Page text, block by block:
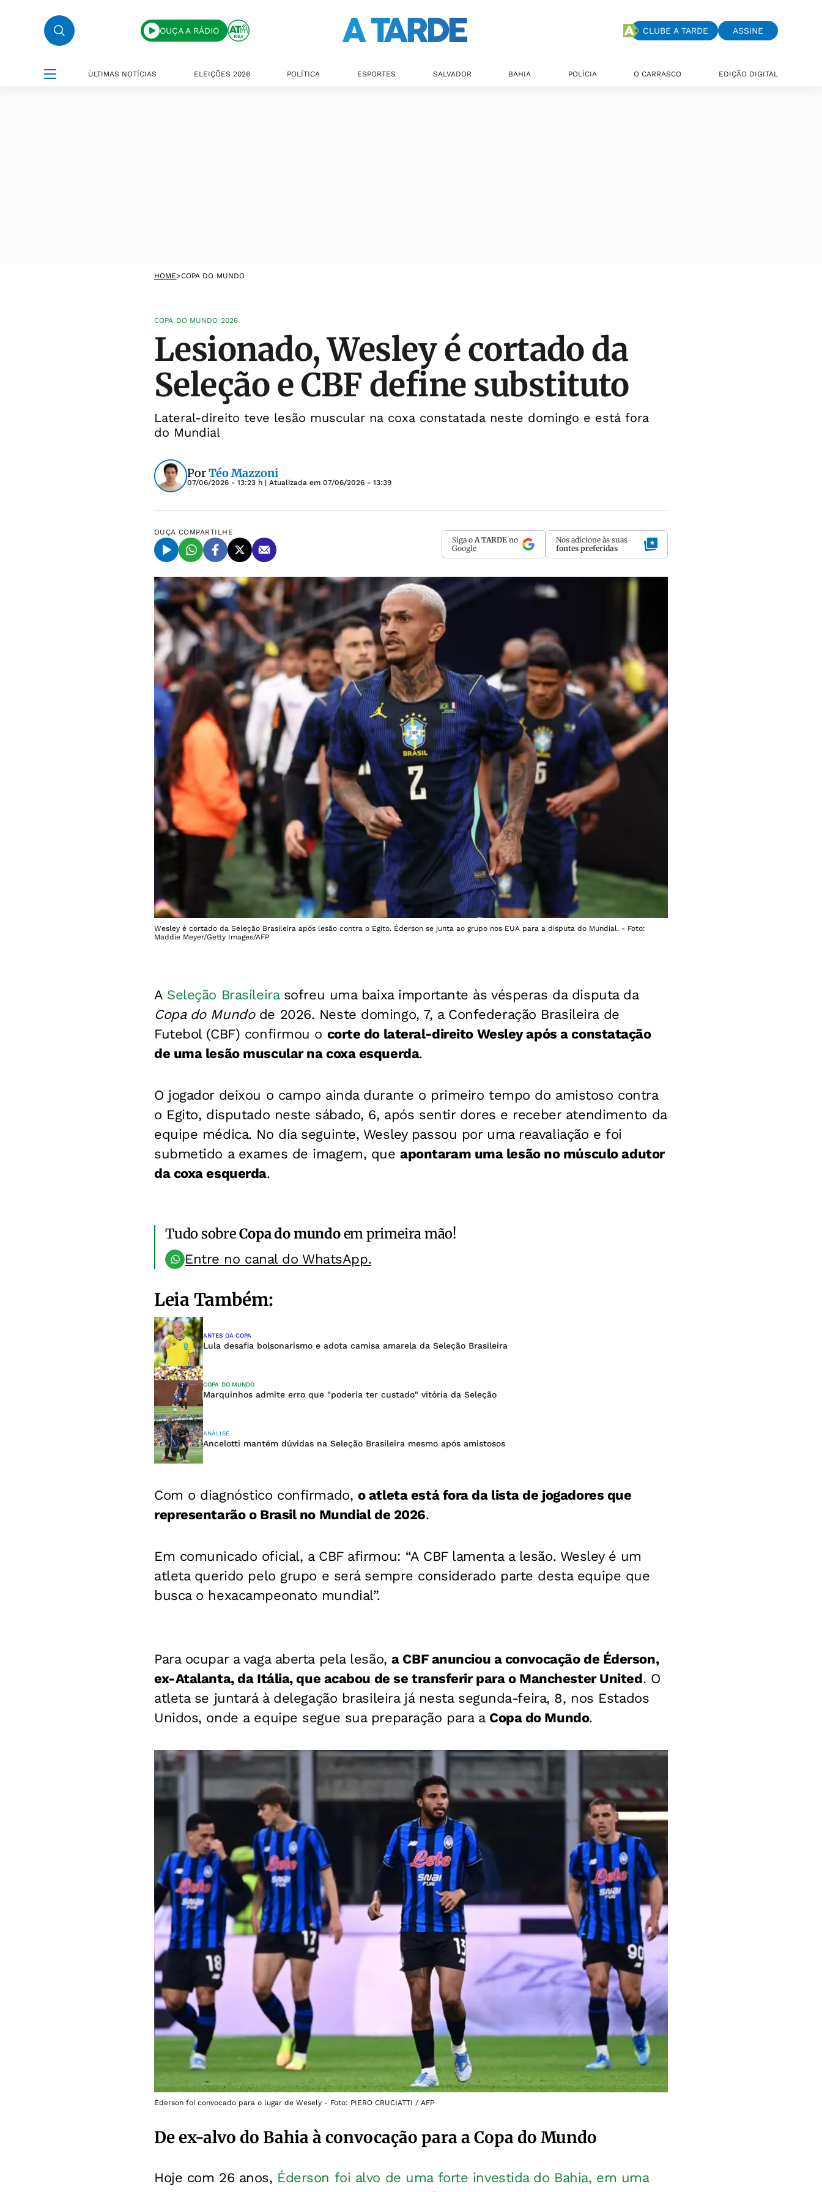
OUÇA A RÁDIO CLUBE A TARDE ASSINE
ÚLTIMAS NOTÍCIAS ELEIÇÕES 2026 POLÍTICA ESPORTES SALVADOR BAHIA POLÍCIA O CARRASCO EDIÇÃO DIGITAL
HOME>COPA DO MUNDO
COPA DO MUNDO 2026
Lesionado, Wesley é cortado da
Seleção e CBF define substituto
Lateral-direito teve lesão muscular na coxa constatada neste domingo e está fora
do Mundial
PorTéo Mazzoni
07/06/2026 - 13:23 h | Atualizada em 07/06/2026 - 13:39
OUÇA COMPARTILHE
Siga o A TARDE no
Google
Nos adicione às suas
fontes preferidas
Wesley é cortado da Seleção Brasileira após lesão contra o Egito. Éderson se junta ao grupo nos EUA para a disputa do Mundial. - Foto:
Maddie Meyer/Getty Images/AFP
A Seleção Brasileirasofreu uma baixa importante às vésperas da disputa da
Copa do Mundode 2026. Neste domingo, 7, a Confederação Brasileira de
Futebol (CBF) confirmou o corte do lateral-direito Wesley após a constatação
de uma lesão muscular na coxa esquerda.
O jogador deixou o campo ainda durante o primeiro tempo do amistoso contra
o Egito, disputado neste sábado, 6, após sentir dores e receber atendimento da
equipe médica. No dia seguinte, Wesley passou por uma reavaliação e foi
submetido a exames de imagem, queapontaram uma lesão no músculo adutor
da coxa esquerda.
Tudo sobreCopa do mundoem primeira mão!
Entre no canal do WhatsApp.
Leia Também:
ANTES DA COPA
Lula desafia bolsonarismo e adota camisa amarela da Seleção Brasileira
COPA DO MUNDO
Marquinhos admite erro que "poderia ter custado" vitória da Seleção
ANÁLISE
Ancelotti mantém dúvidas na Seleção Brasileira mesmo após amistosos
Com o diagnóstico confirmado, o atleta está fora da lista de jogadores que
representarão o Brasil no Mundial de 2026.
Em comunicado oficial, a CBF afirmou: “A CBF lamenta a lesão. Wesley é um
atleta querido pelo grupo e será sempre considerado parte desta equipe que
busca o hexacampeonato mundial”.
Para ocupar a vaga aberta pela lesão,a CBF anunciou a convocação de Éderson,
ex-Atalanta, da Itália, que acabou de se transferir para o Manchester United. O
atleta se juntará à delegação brasileira já nesta segunda-feira, 8, nos Estados
Unidos, onde a equipe segue sua preparação para a Copa do Mundo.
Éderson foi convocado para o lugar de Wesely - Foto: PIERO CRUCIATTI / AFP
De ex-alvo do Bahia à convocação para a Copa do Mundo
Hoje com 26 anos, Éderson foi alvo de uma forte investida do Bahia, em uma